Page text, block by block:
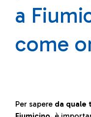
a
come
Per sapere da quale